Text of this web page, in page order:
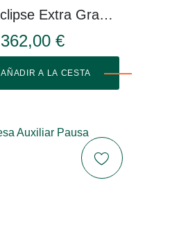
Mesa Eclipse Extra Grande
362,00 €
AÑADIR A LA CESTA